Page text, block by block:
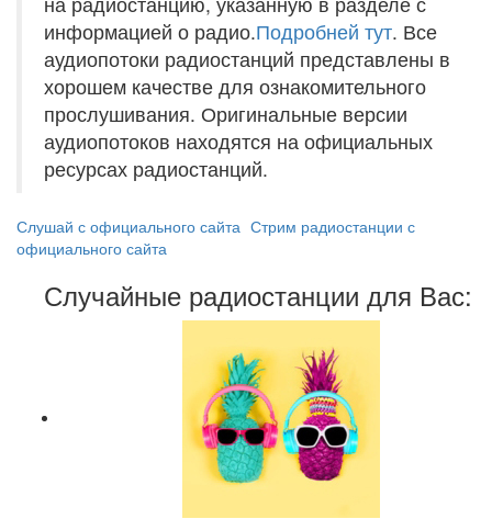
информацией о радио.Подробней тут. Все
аудиопотоки радиостанций представлены в
хорошем качестве для ознакомительного
прослушивания. Оригинальные версии
аудиопотоков находятся на официальных
ресурсах радиостанций.
Слушай с официального сайта Стрим радиостанции с
официального сайта
Случайные радиостанции для Вас: